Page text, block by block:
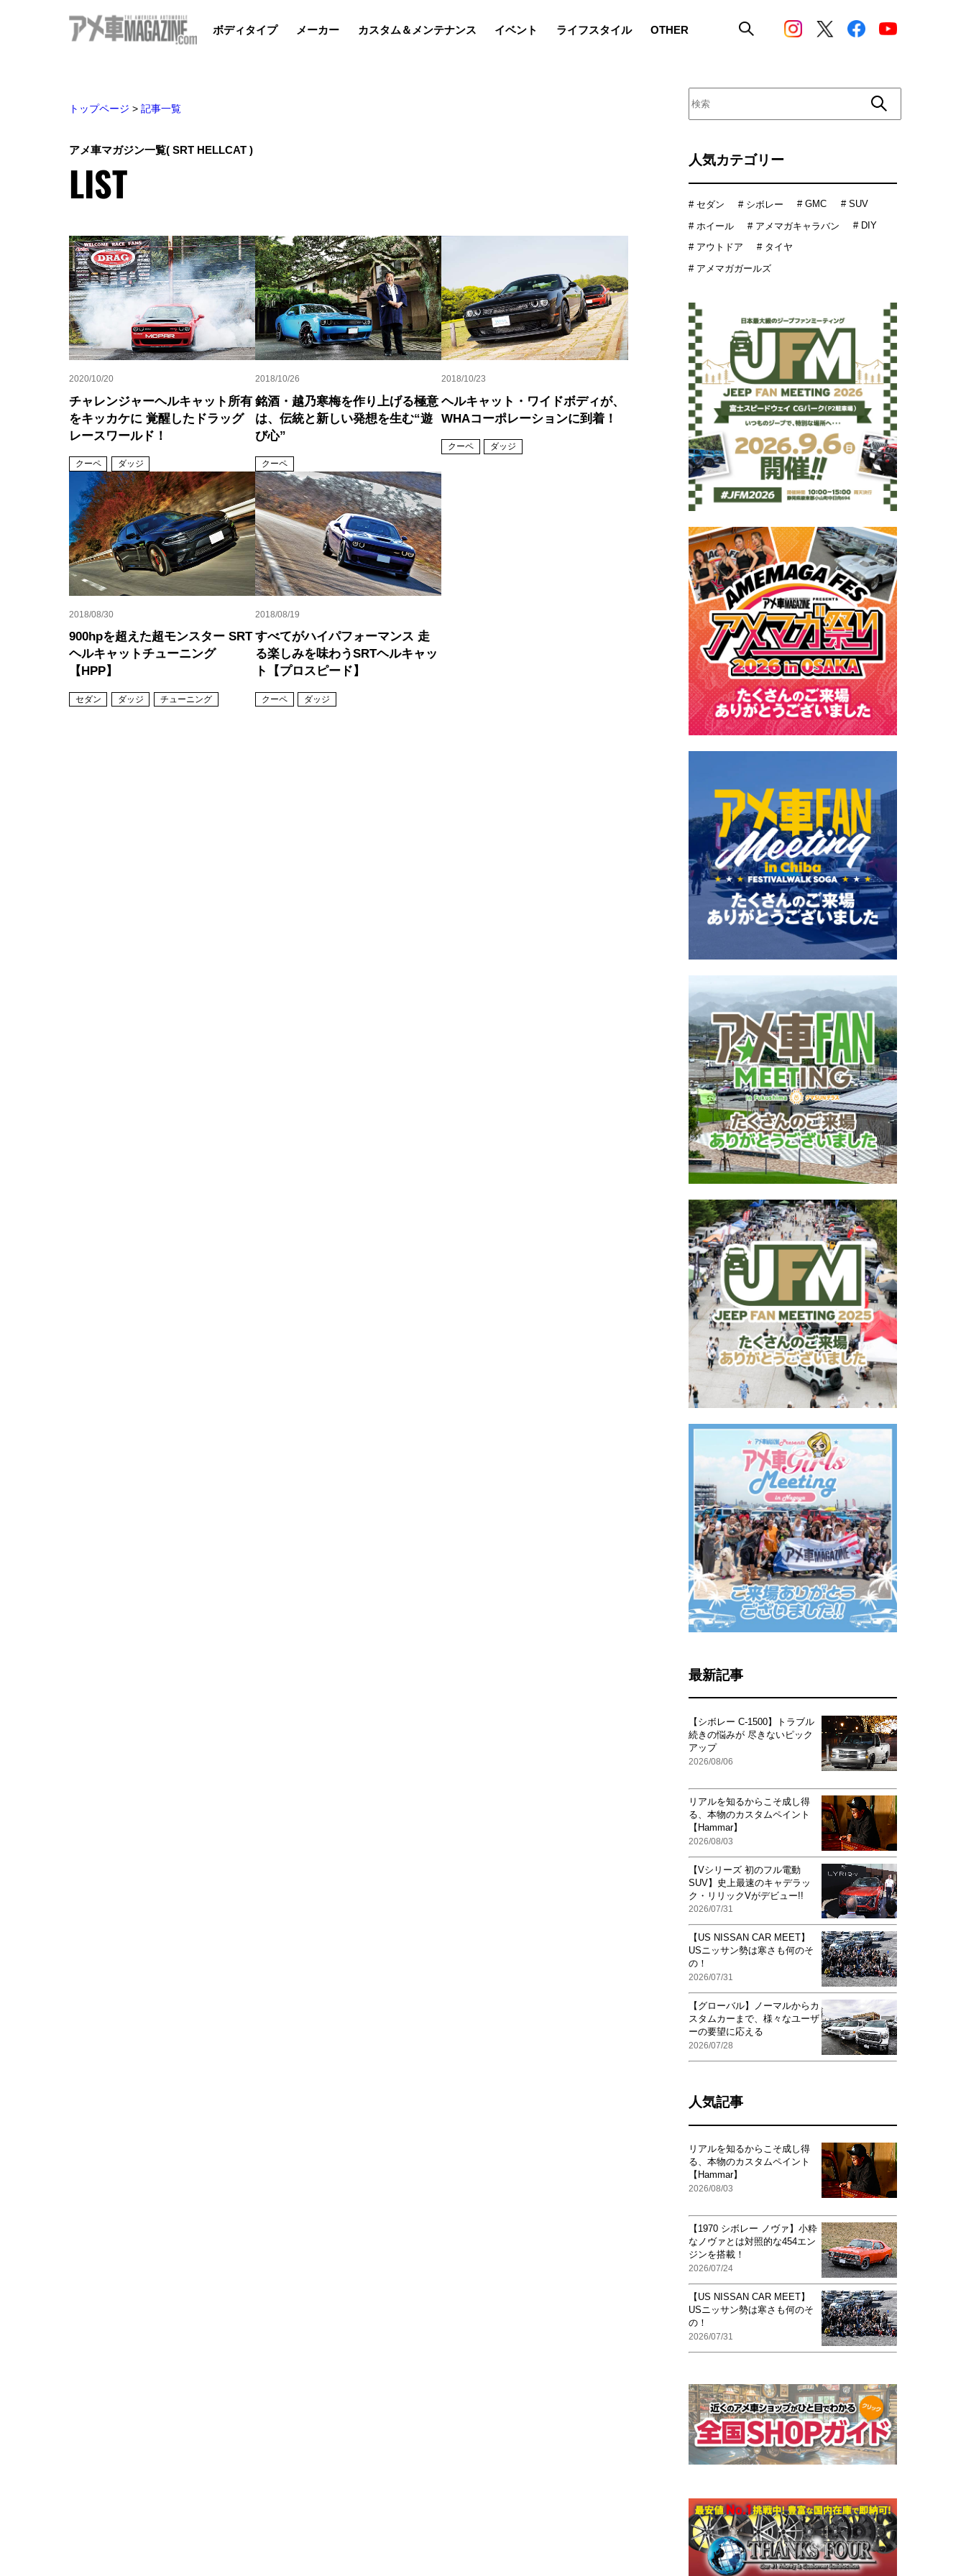
ボディタイプ メーカー カスタム＆メンテナンス イベント ライフスタイル OTHER
トップページ > 記事一覧
アメ車マガジン一覧( SRT HELLCAT )
LIST
2020/10/20
チャレンジャーヘルキャット所有
をキッカケに 覚醒したドラッグ
レースワールド！
クーペ ダッジ
2018/10/26
銘酒・越乃寒梅を作り上げる極意
は、伝統と新しい発想を生む“遊
び心”
クーペ
2018/10/23
ヘルキャット・ワイドボディが、
WHAコーポレーションに到着！
クーペ ダッジ
2018/08/30
900hpを超えた超モンスター SRT
ヘルキャットチューニング
【HPP】
セダン ダッジ チューニング
2018/08/19
すべてがハイパフォーマンス 走
る楽しみを味わうSRTヘルキャッ
ト【プロスピード】
クーペ ダッジ
人気カテゴリー
# セダン # シボレー # GMC # SUV
# ホイール # アメマガキャラバン # DIY
# アウトドア
# タイヤ
# アメマガガールズ
最新記事
【シボレー C-1500】トラブル
続きの悩みが 尽きないピック
アップ
2026/08/06
リアルを知るからこそ成し得
る、本物のカスタムペイント
【Hammar】
2026/08/03
【Vシリーズ 初のフル電動
SUV】史上最速のキャデラッ
ク・リリックVがデビュー!!
2026/07/31
【US NISSAN CAR MEET】
USニッサン勢は寒さも何のそ
の！
2026/07/31
【グローバル】ノーマルからカ
スタムカーまで、様々なユーザ
ーの要望に応える
2026/07/28
人気記事
リアルを知るからこそ成し得
る、本物のカスタムペイント
【Hammar】
2026/08/03
【1970 シボレー ノヴァ】小粋
なノヴァとは対照的な454エン
ジンを搭載！
2026/07/24
【US NISSAN CAR MEET】
USニッサン勢は寒さも何のそ
の！
2026/07/31